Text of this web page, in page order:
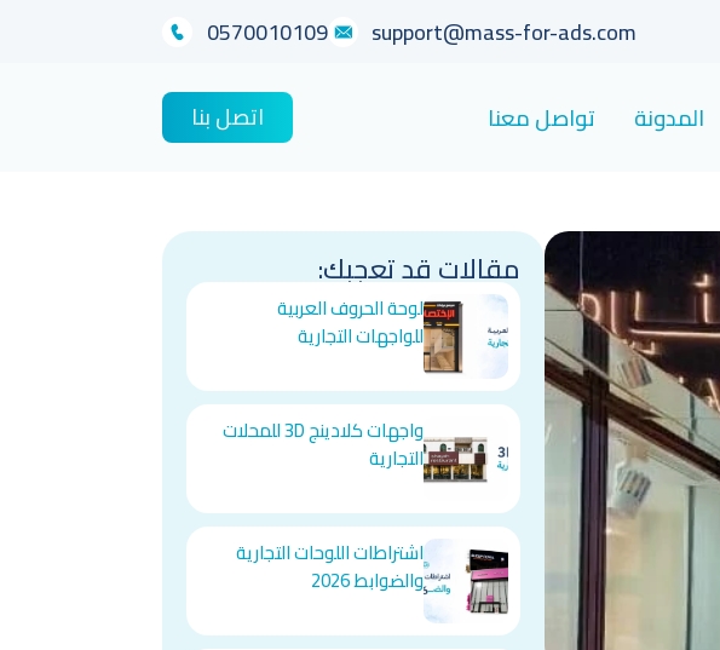
0570010109 support@mass-for-ads.com
المدونة تواصل معنا اتصل بنا
مقالات قد تعجبك:
لوحة الحروف العربية
للواجهات التجارية
واجهات كلادينج 3D للمحلات
التجارية
اشتراطات اللوحات التجارية
والضوابط 2026